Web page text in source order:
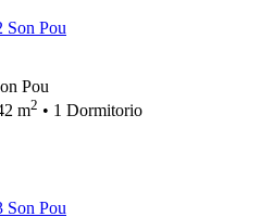
Pou
m2 • 1 Dormitorio